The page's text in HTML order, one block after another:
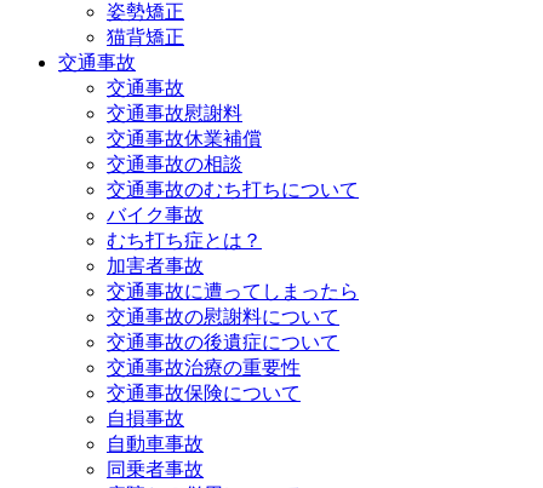
姿勢矯正
猫背矯正
交通事故
交通事故
交通事故慰謝料
交通事故休業補償
交通事故の相談
交通事故のむち打ちについて
バイク事故
むち打ち症とは？
加害者事故
交通事故に遭ってしまったら
交通事故の慰謝料について
交通事故の後遺症について
交通事故治療の重要性
交通事故保険について
自損事故
自動車事故
同乗者事故